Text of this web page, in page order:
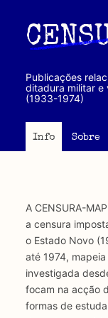
principalPublicações
ditadura militar e
(1933-1974)
Info Sobre
A CENSURA-
a censura
o Estado Novo
até 1974,
investigada
focam na acção
formas de